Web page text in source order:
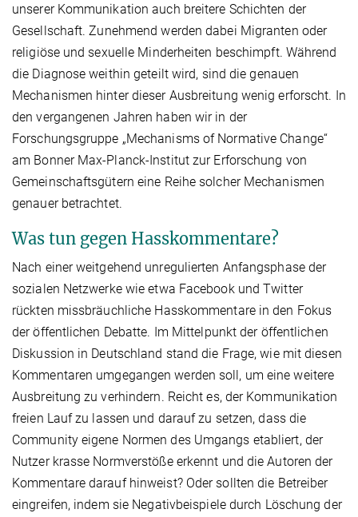
unserer Kommunikation auch breitere Schichten der
Gesellschaft. Zunehmend werden dabei Migranten oder
religiöse und sexuelle Minderheiten beschimpft. Während
die Diagnose weithin geteilt wird, sind die genauen
Mechanismen hinter dieser Ausbreitung wenig erforscht. In
den vergangenen Jahren haben wir in der
Forschungsgruppe „Mechanisms of Normative Change“
am Bonner Max-Planck-Institut zur Erforschung von
Gemeinschaftsgütern eine Reihe solcher Mechanismen
genauer betrachtet.
Was tun gegen Hasskommentare?
Nach einer weitgehend unregulierten Anfangsphase der
sozialen Netzwerke wie etwa Facebook und Twitter
rückten missbräuchliche Hasskommentare in den Fokus
der öffentlichen Debatte. Im Mittelpunkt der öffentlichen
Diskussion in Deutschland stand die Frage, wie mit diesen
Kommentaren umgegangen werden soll, um eine weitere
Ausbreitung zu verhindern. Reicht es, der Kommunikation
freien Lauf zu lassen und darauf zu setzen, dass die
Community eigene Normen des Umgangs etabliert, der
Nutzer krasse Normverstöße erkennt und die Autoren der
Kommentare darauf hinweist? Oder sollten die Betreiber
eingreifen, indem sie Negativbeispiele durch Löschung der